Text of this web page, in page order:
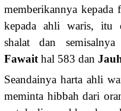
memberikannya
kepada ahli waris, itu
shalat dan
Fawait hal 583 dan
Seandainya harta ahli
meminta hibbah dari